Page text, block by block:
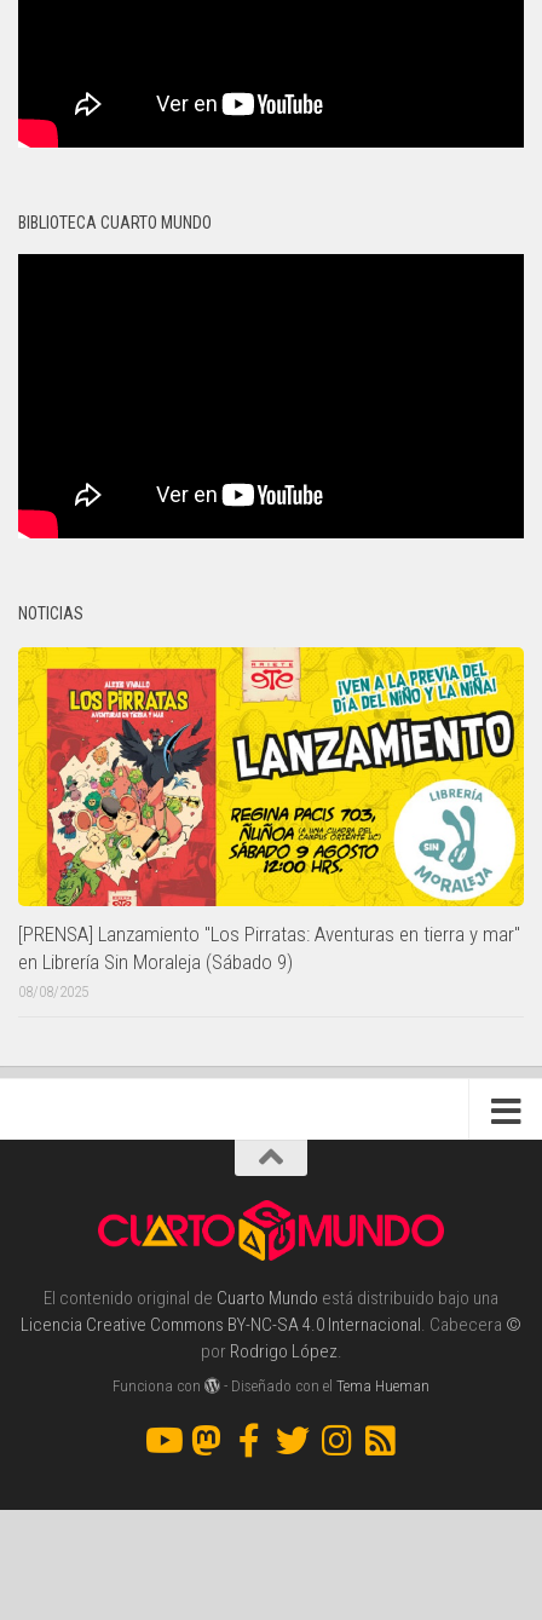
BIBLIOTECA CUARTO MUNDO
NOTICIAS
[PRENSA] Lanzamiento "Los Pirratas: Aventuras en tierra y mar"
en Librería Sin Moraleja (Sábado 9)
08/08/2025
El contenido original de Cuarto Mundo está distribuido bajo una
Licencia Creative Commons BY-NC-SA 4.0 Internacional. Cabecera ©
por Rodrigo López.
Funciona con - Diseñado con elTema Hueman